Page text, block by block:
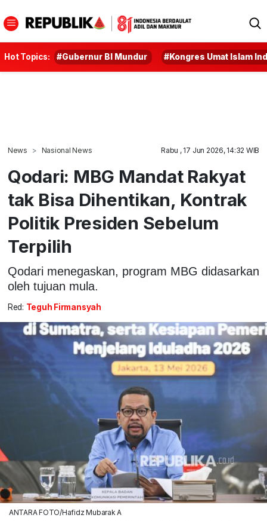
Hot Topics: #Gubernur BI Mundur #Kongres Umat Islam
News Nasional News Rabu , 17 Jun 2026, 14:32 WIB
Qodari: MBG Mandat Rakyat
tak Bisa Dihentikan, Kontrak
Politik Presiden Sebelum
Terpilih
Qodari menegaskan, program MBG didasarkan
oleh tujuan mula.
Red: Teguh Firmansyah
ANTARA FOTO/Hafidz Mubarak A